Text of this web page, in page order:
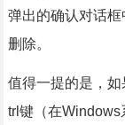
弹出的确认对话
删除。
值得一提的是，
trl键（在